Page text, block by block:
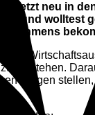
jetzt neu in
und wolltest
im
verstehen.
Fragen